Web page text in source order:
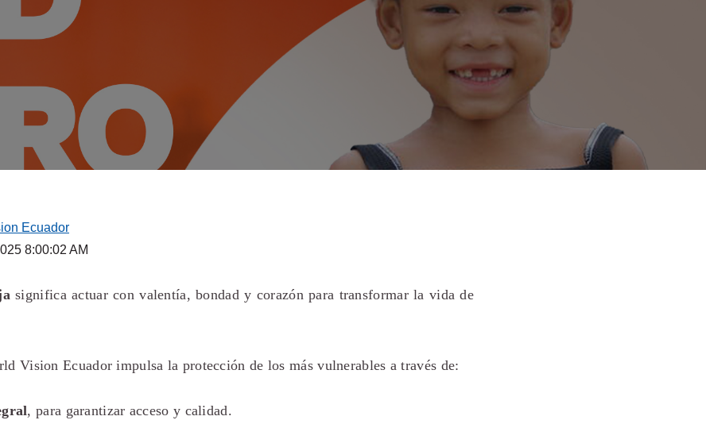
Ecuador
8:00:02 AM
significa actuar con valentía, bondad y corazón para transformar la vida de
Vision Ecuador impulsa la protección de los más vulnerables a través de:
, para garantizar acceso y calidad.